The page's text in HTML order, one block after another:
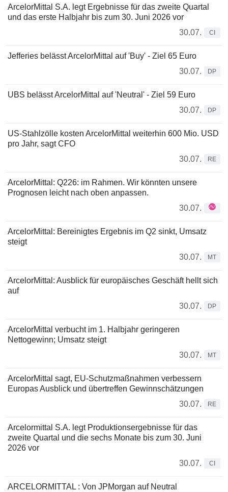
ArcelorMittal S.A. legt Ergebnisse für das zweite Quartal
und das erste Halbjahr bis zum 30. Juni 2026 vor
30.07.
CI
Jefferies belässt ArcelorMittal auf 'Buy' - Ziel 65 Euro
30.07.
DP
UBS belässt ArcelorMittal auf 'Neutral' - Ziel 59 Euro
30.07.
DP
US-Stahlzölle kosten ArcelorMittal weiterhin 600 Mio. USD
pro Jahr, sagt CFO
30.07.
RE
ArcelorMittal: Q226: im Rahmen. Wir könnten unsere
Prognosen leicht nach oben anpassen.
30.07.
ArcelorMittal: Bereinigtes Ergebnis im Q2 sinkt, Umsatz
steigt
30.07.
MT
ArcelorMittal: Ausblick für europäisches Geschäft hellt sich
auf
30.07.
DP
ArcelorMittal verbucht im 1. Halbjahr geringeren
Nettogewinn; Umsatz steigt
30.07.
MT
ArcelorMittal sagt, EU-Schutzmaßnahmen verbessern
Europas Ausblick und übertreffen Gewinnschätzungen
30.07.
RE
Arcelormittal S.A. legt Produktionsergebnisse für das
zweite Quartal und die sechs Monate bis zum 30. Juni
2026 vor
30.07.
CI
ARCELORMITTAL : Von JPMorgan auf Neutral